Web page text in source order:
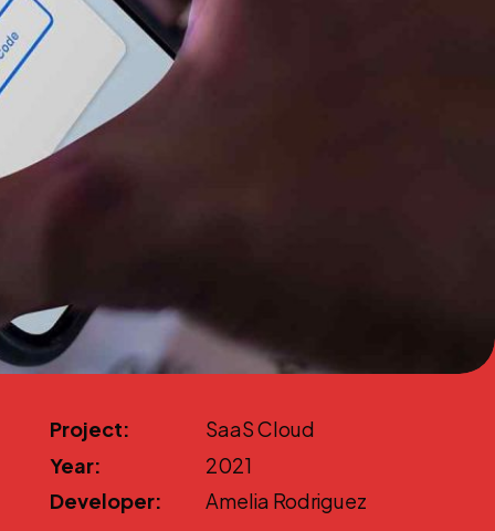
Project:
SaaS Cloud
Year:
2021
Developer:
Amelia Rodriguez